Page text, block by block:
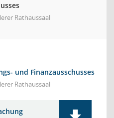
Rathaussaal
und Finanzausschusses
Rathaussaal